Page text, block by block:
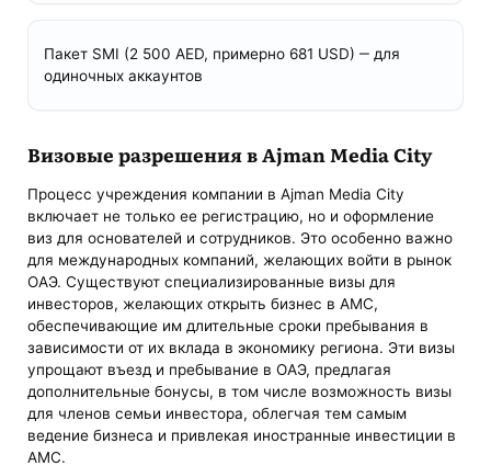
Пакет SMI (2 500 AED, примерно 681 USD) ‒ для
одиночных аккаунтов
Визовые разрешения в Ajman Media City
Процесс учреждения компании в Ajman Media City
включает не только ее регистрацию, но и оформление
виз для основателей и сотрудников. Это особенно важно
для международных компаний, желающих войти в рынок
ОАЭ. Существуют специализированные визы для
инвесторов, желающих открыть бизнес в AMC,
обеспечивающие им длительные сроки пребывания в
зависимости от их вклада в экономику региона. Эти визы
упрощают въезд и пребывание в ОАЭ, предлагая
дополнительные бонусы, в том числе возможность визы
для членов семьи инвестора, облегчая тем самым
ведение бизнеса и привлекая иностранные инвестиции в
AMC.